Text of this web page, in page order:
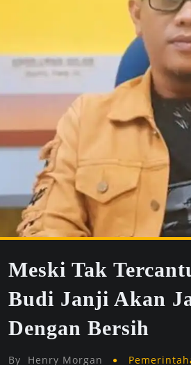
Meski Tak
Budi Janji Akan
Dengan Bersih
By Henry Morgan